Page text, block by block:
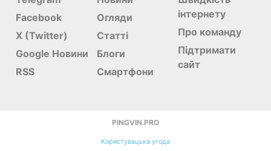
Facebook
X (Twitter)
Google Новини
RSS
Огляди
Статті
Блоги
Смартфони
інтернету
Про команду
Підтримати
сайт
PINGVIN.PRO
Користувацька угода